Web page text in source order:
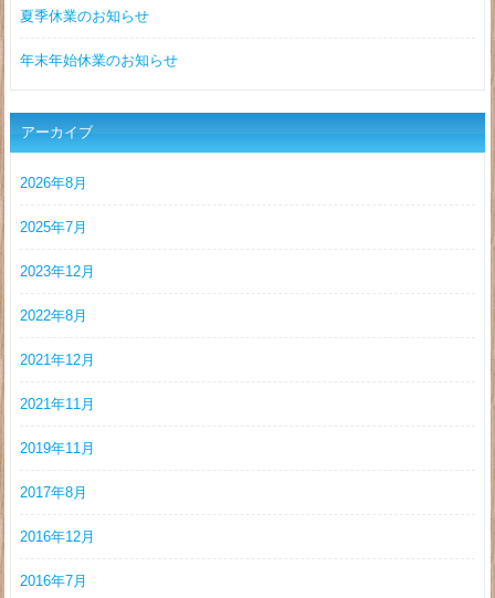
夏季休業のお知らせ
年末年始休業のお知らせ
アーカイブ
2026年8月
2025年7月
2023年12月
2022年8月
2021年12月
2021年11月
2019年11月
2017年8月
2016年12月
2016年7月